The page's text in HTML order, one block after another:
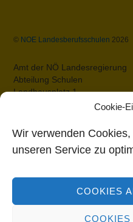
Cookie-
Wir verwenden
unseren Service zu
COOKIES
COOKIES
© NOE Landesberufsschulen 2026
Amt der NÖ Landesregierung
Abteilung Schulen
Landhausplatz 1
Impressum
Rennbahnstraße 29
3109 St. Pölten